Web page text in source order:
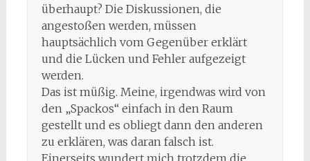
überhaupt? Die Diskussionen, die
angestoßen werden, müssen
hauptsächlich vom Gegenüber erklärt
und die Lücken und Fehler aufgezeigt
werden.
Das ist müßig. Meine, irgendwas wird von
den „Spackos“ einfach in den Raum
gestellt und es obliegt dann den anderen
zu erklären, was daran falsch ist.
Einerseits wundert mich trotzdem die